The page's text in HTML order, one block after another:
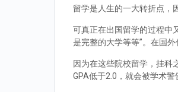
留学是人生的一大转折点，
可真正在出国留学的过程中
是完整的大学等等”。在国
因为在这些院校留学，挂科
GPA低于2.0，就会被学术